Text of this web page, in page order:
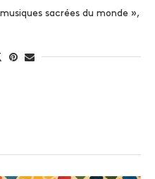
sacrées du monde »,